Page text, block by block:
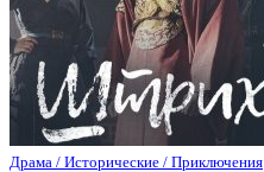
Драма / Исторические / Приключения